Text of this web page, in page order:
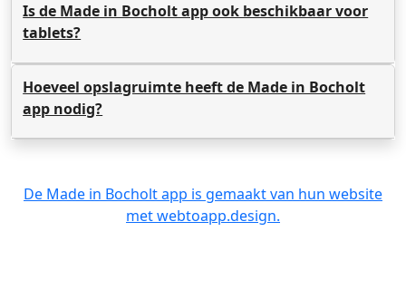
Is de Made in Bocholt app ook beschikbaar voor
tablets?
Hoeveel opslagruimte heeft de Made in Bocholt
app nodig?
De Made in Bocholt app is gemaakt van hun website
met webtoapp.design.